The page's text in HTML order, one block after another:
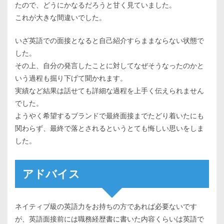
たので、どうにかなるだろうと甘く見ていました。
これが大きな間違いでした。
いざ英語での面接となると自己紹介すらままならない状態で
した。
その上、自分の発言したことに対してなぜそうなったのかと
いう過程も掘り下げて聞かれます。
実績など結果は話せても詳細な過程を上手く伝えられません
でした。
ようやく希望するブランドで最終面接までたどり着いたにも
関わらず、最終で落とされるというとても悔しい思いをしま
した。
アドバイス
ネイティブ級の英語力をお持ちの方であれば必要ないです
が、英語面接前には職務経歴書に書いた内容くらいは英語で